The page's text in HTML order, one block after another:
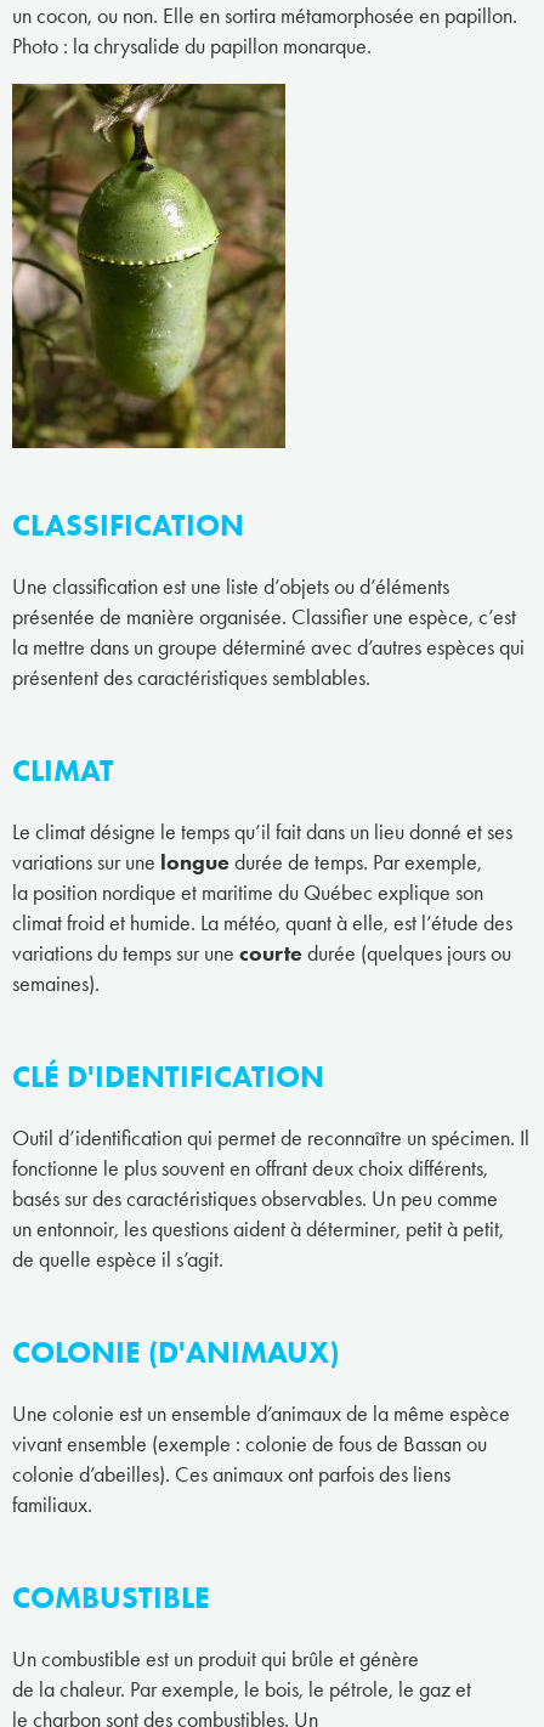
un cocon, ou non. Elle en sortira métamorphosée en papillon.
Photo : la chrysalide du papillon monarque.
CLASSIFICATION
Une classification est une liste d’objets ou d’éléments
présentée de manière organisée. Classifier une espèce, c’est
la mettre dans un groupe déterminé avec d’autres espèces qui
présentent des caractéristiques semblables.
CLIMAT
Le climat désigne le temps qu’il fait dans un lieu donné et ses
variations sur une longuedurée de temps. Par exemple,
la position nordique et maritime du Québec explique son
climat froid et humide. La météo, quant à elle, est l’étude des
variations du temps sur une courtedurée (quelques jours ou
semaines).
CLÉ D'IDENTIFICATION
Outil d’identification qui permet de reconnaître un spécimen. Il
fonctionne le plus souvent en offrant deux choix différents,
basés sur des caractéristiques observables. Un peu comme
un entonnoir, les questions aident à déterminer, petit à petit,
de quelle espèce il s’agit.
COLONIE (D'ANIMAUX)
Une colonie est un ensemble d’animaux de la même espèce
vivant ensemble (exemple : colonie de fous de Bassan ou
colonie d’abeilles). Ces animaux ont parfois des liens
familiaux.
COMBUSTIBLE
Un combustible est un produit qui brûle et génère
de la chaleur. Par exemple, le bois, le pétrole, le gaz et
le charbon sont des combustibles. Un